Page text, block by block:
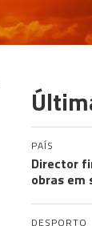
PAÍS
Director
obras em
DESPORTO